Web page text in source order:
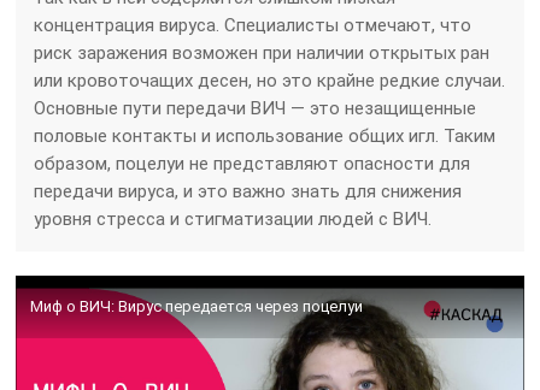
концентрация вируса. Специалисты отмечают, что
риск заражения возможен при наличии открытых ран
или кровоточащих десен, но это крайне редкие случаи.
Основные пути передачи ВИЧ — это незащищенные
половые контакты и использование общих игл. Таким
образом, поцелуи не представляют опасности для
передачи вируса, и это важно знать для снижения
уровня стресса и стигматизации людей с ВИЧ.
Миф о ВИЧ: Вирус передается через поцелуи